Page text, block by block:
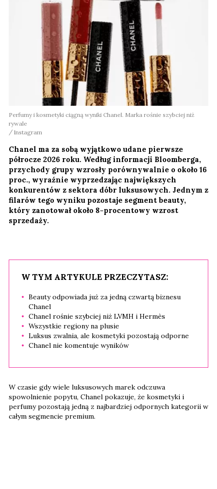
Perfumy i kosmetyki ciągną wyniki Chanel. Marka rośnie szybciej niż
rywale
Instagram
Chanel ma za sobą wyjątkowo udane pierwsze
półrocze 2026 roku. Według informacji Bloomberga,
przychody grupy wzrosły porównywalnie o około 16
proc., wyraźnie wyprzedzając największych
konkurentów z sektora dóbr luksusowych. Jednym z
filarów tego wyniku pozostaje segment beauty,
który zanotował około 8-procentowy wzrost
sprzedaży.
W TYM ARTYKULE PRZECZYTASZ:
Beauty odpowiada już za jedną czwartą biznesu
Chanel
Chanel rośnie szybciej niż LVMH i Hermès
Wszystkie regiony na plusie
Luksus zwalnia, ale kosmetyki pozostają odporne
Chanel nie komentuje wyników
W czasie gdy wiele luksusowych marek odczuwa
spowolnienie popytu, Chanel pokazuje, że kosmetyki i
perfumy pozostają jedną z najbardziej odpornych kategorii w
całym segmencie premium.